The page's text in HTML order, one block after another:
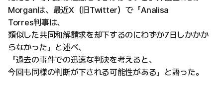
Morganは、最近X（旧Twitter）で「Analisa
Torres判事は、
類似した共同和解請求を却下するのにわずか7日しかかか
らなかった」と述べ、
「過去の事件での迅速な判決を考えると、
今回も同様の判断が下される可能性がある」と語った。